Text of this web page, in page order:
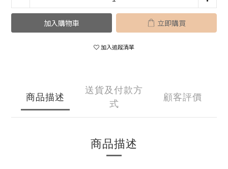
加入購物車 立即購買
加入追蹤清單
商品描述
送貨及付款方
式
顧客評價
商品描述